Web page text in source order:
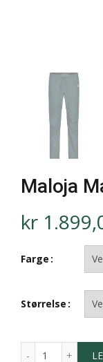
Maloja
kr
Farge
Størrelse